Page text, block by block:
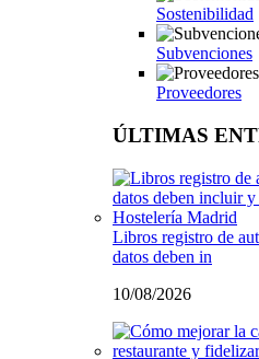
Sostenibilidad
Subvenciones
Proveedores
ÚLTIMAS
Libros registro de
datos deben in
10/08/2026